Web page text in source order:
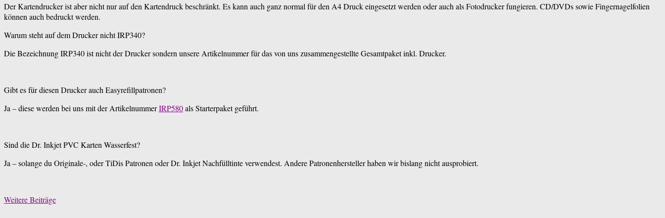
Der Kartendrucker ist aber nicht nur auf den Kartendruck beschränkt. Es kann auch ganz normal für den A4 Druck eingesetzt werden oder auch als Fotodrucker fungieren. CD/DVDs sowie Fingernagelfolien
können auch bedruckt werden.
Warum steht auf dem Drucker nicht IRP340?
Die Bezeichnung IRP340 ist nicht der Drucker sondern unsere Artikelnummer für das von uns zusammengestellte Gesamtpaket inkl. Drucker.
Gibt es für diesen Drucker auch Easyrefillpatronen?
Ja – diese werden bei uns mit der ArtikelnummerIRP580als Starterpaket geführt.
Sind die Dr. Inkjet PVC Karten Wasserfest?
Ja – solange du Originale-, oder TiDis Patronen oder Dr. Inkjet Nachfülltinte verwendest. Andere Patronenhersteller haben wir bislang nicht ausprobiert.
Weitere Beiträge